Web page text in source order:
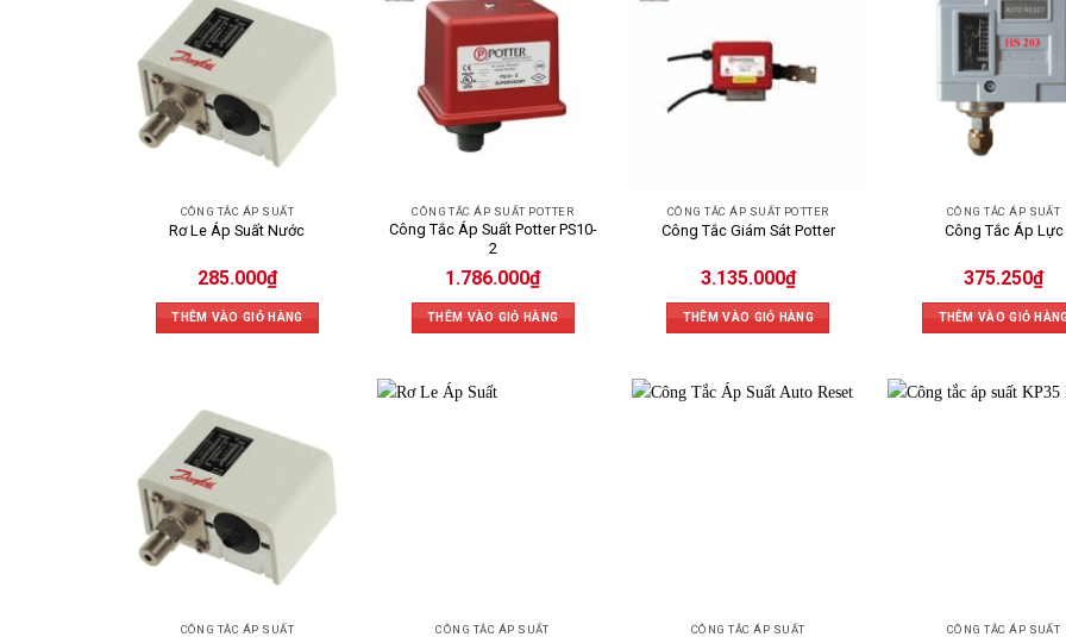
CÔNG TẮC ÁP SUẤT
Rơ Le Áp Suất Nước
285.000₫
THÊM VÀO GIỎ HÀNG
CÔNG TẮC ÁP SUẤT POTTER
Công Tắc Áp Suất Potter PS10-
2
1.786.000₫
THÊM VÀO GIỎ HÀNG
CÔNG TẮC ÁP SUẤT POTTER
Công Tắc Giám Sát Potter
3.135.000₫
THÊM VÀO GIỎ HÀNG
CÔNG TẮC ÁP SUẤT
Công Tắc Áp Lực
375.250₫
THÊM VÀO GIỎ
CÔNG TẮC ÁP SUẤT CÔNG TẮC ÁP SUẤT CÔNG TẮC ÁP SUẤT CÔNG TẮC ÁP SUẤT